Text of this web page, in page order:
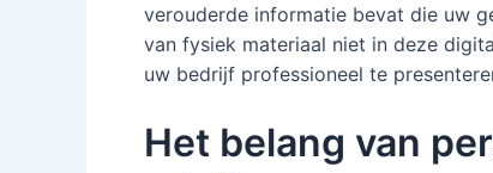
verouderde informatie bevat die uw
van fysiek materiaal niet in deze
uw bedrijf professioneel te
Het belang van